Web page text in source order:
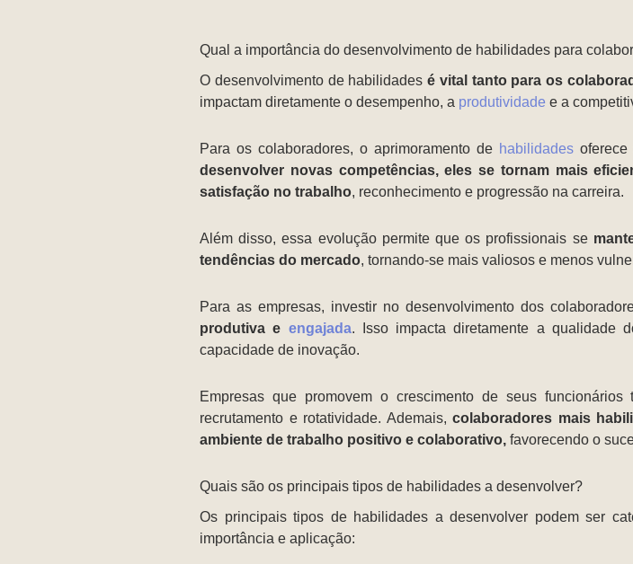
Qual a importância do desenvolvimento de habilidades para
O desenvolvimento de habilidades é vital tanto para os
impactam diretamente o desempenho, a produtividade e a
Para os colaboradores, o aprimoramento de habilidadesoferece
desenvolver novas competências, eles se tornam mais
satisfação no trabalho, reconhecimento e progressão na carreira.
Além disso, essa evolução permite que os profissionais se
tendências do mercado, tornando-se mais valiosos e menos
Para as empresas, investir no desenvolvimento dos
produtiva e engajada. Isso impacta diretamente a qualidade
capacidade de inovação.
Empresas que promovem o crescimento de seus
recrutamento e rotatividade. Ademais, colaboradores mais
ambiente de trabalho positivo e colaborativo, favorecendo o
Quais são os principais tipos de habilidades a desenvolver?
Os principais tipos de habilidades a desenvolver podem ser
importância e aplicação: